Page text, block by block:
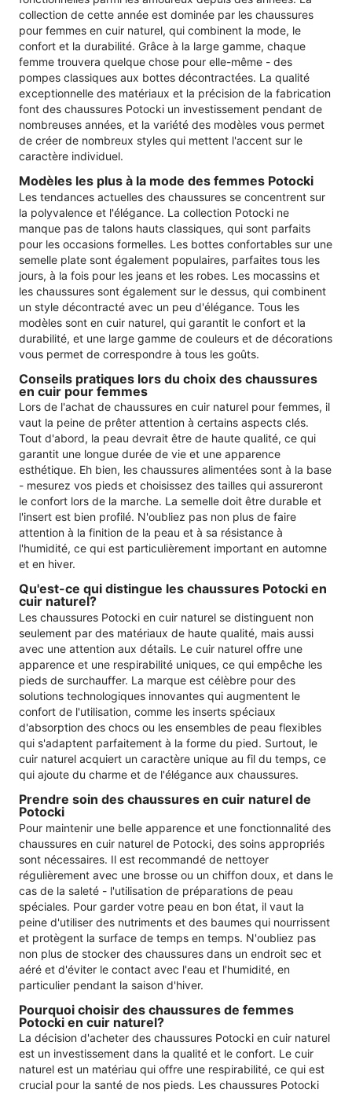
collection de cette année est dominée par les chaussures
pour femmes en cuir naturel, qui combinent la mode, le
confort et la durabilité. Grâce à la large gamme, chaque
femme trouvera quelque chose pour elle-même - des
pompes classiques aux bottes décontractées. La qualité
exceptionnelle des matériaux et la précision de la fabrication
font des chaussures Potocki un investissement pendant de
nombreuses années, et la variété des modèles vous permet
de créer de nombreux styles qui mettent l'accent sur le
caractère individuel.
Modèles les plus à la mode des femmes Potocki
Les tendances actuelles des chaussures se concentrent sur
la polyvalence et l'élégance. La collection Potocki ne
manque pas de talons hauts classiques, qui sont parfaits
pour les occasions formelles. Les bottes confortables sur une
semelle plate sont également populaires, parfaites tous les
jours, à la fois pour les jeans et les robes. Les mocassins et
les chaussures sont également sur le dessus, qui combinent
un style décontracté avec un peu d'élégance. Tous les
modèles sont en cuir naturel, qui garantit le confort et la
durabilité, et une large gamme de couleurs et de décorations
vous permet de correspondre à tous les goûts.
Conseils pratiques lors du choix des chaussures
en cuir pour femmes
Lors de l'achat de chaussures en cuir naturel pour femmes, il
vaut la peine de prêter attention à certains aspects clés.
Tout d'abord, la peau devrait être de haute qualité, ce qui
garantit une longue durée de vie et une apparence
esthétique. Eh bien, les chaussures alimentées sont à la base
- mesurez vos pieds et choisissez des tailles qui assureront
le confort lors de la marche. La semelle doit être durable et
l'insert est bien profilé. N'oubliez pas non plus de faire
attention à la finition de la peau et à sa résistance à
l'humidité, ce qui est particulièrement important en automne
et en hiver.
Qu'est-ce qui distingue les chaussures Potocki en
cuir naturel?
Les chaussures Potocki en cuir naturel se distinguent non
seulement par des matériaux de haute qualité, mais aussi
avec une attention aux détails. Le cuir naturel offre une
apparence et une respirabilité uniques, ce qui empêche les
pieds de surchauffer. La marque est célèbre pour des
solutions technologiques innovantes qui augmentent le
confort de l'utilisation, comme les inserts spéciaux
d'absorption des chocs ou les ensembles de peau flexibles
qui s'adaptent parfaitement à la forme du pied. Surtout, le
cuir naturel acquiert un caractère unique au fil du temps, ce
qui ajoute du charme et de l'élégance aux chaussures.
Prendre soin des chaussures en cuir naturel de
Potocki
Pour maintenir une belle apparence et une fonctionnalité des
chaussures en cuir naturel de Potocki, des soins appropriés
sont nécessaires. Il est recommandé de nettoyer
régulièrement avec une brosse ou un chiffon doux, et dans le
cas de la saleté - l'utilisation de préparations de peau
spéciales. Pour garder votre peau en bon état, il vaut la
peine d'utiliser des nutriments et des baumes qui nourrissent
et protègent la surface de temps en temps. N'oubliez pas
non plus de stocker des chaussures dans un endroit sec et
aéré et d'éviter le contact avec l'eau et l'humidité, en
particulier pendant la saison d'hiver.
Pourquoi choisir des chaussures de femmes
Potocki en cuir naturel?
La décision d'acheter des chaussures Potocki en cuir naturel
est un investissement dans la qualité et le confort. Le cuir
naturel est un matériau qui offre une respirabilité, ce qui est
crucial pour la santé de nos pieds. Les chaussures Potocki